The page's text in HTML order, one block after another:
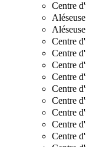
Centre
Centre
Centre
Centre
Centre
Centre
Centre
Centre
Centre
Centre